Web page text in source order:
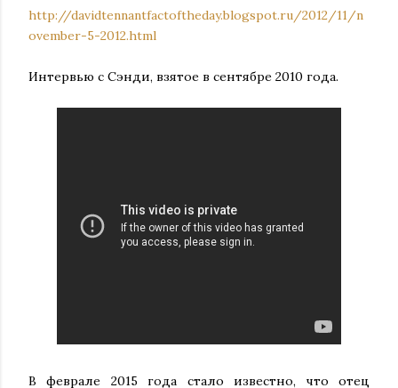
http://davidtennantfactoftheday.blogspot.ru/2012/11/n
ovember-5-2012.html
Интервью с Сэнди, взятое в сентябре 2010 года.
В феврале 2015 года стало известно, что отец